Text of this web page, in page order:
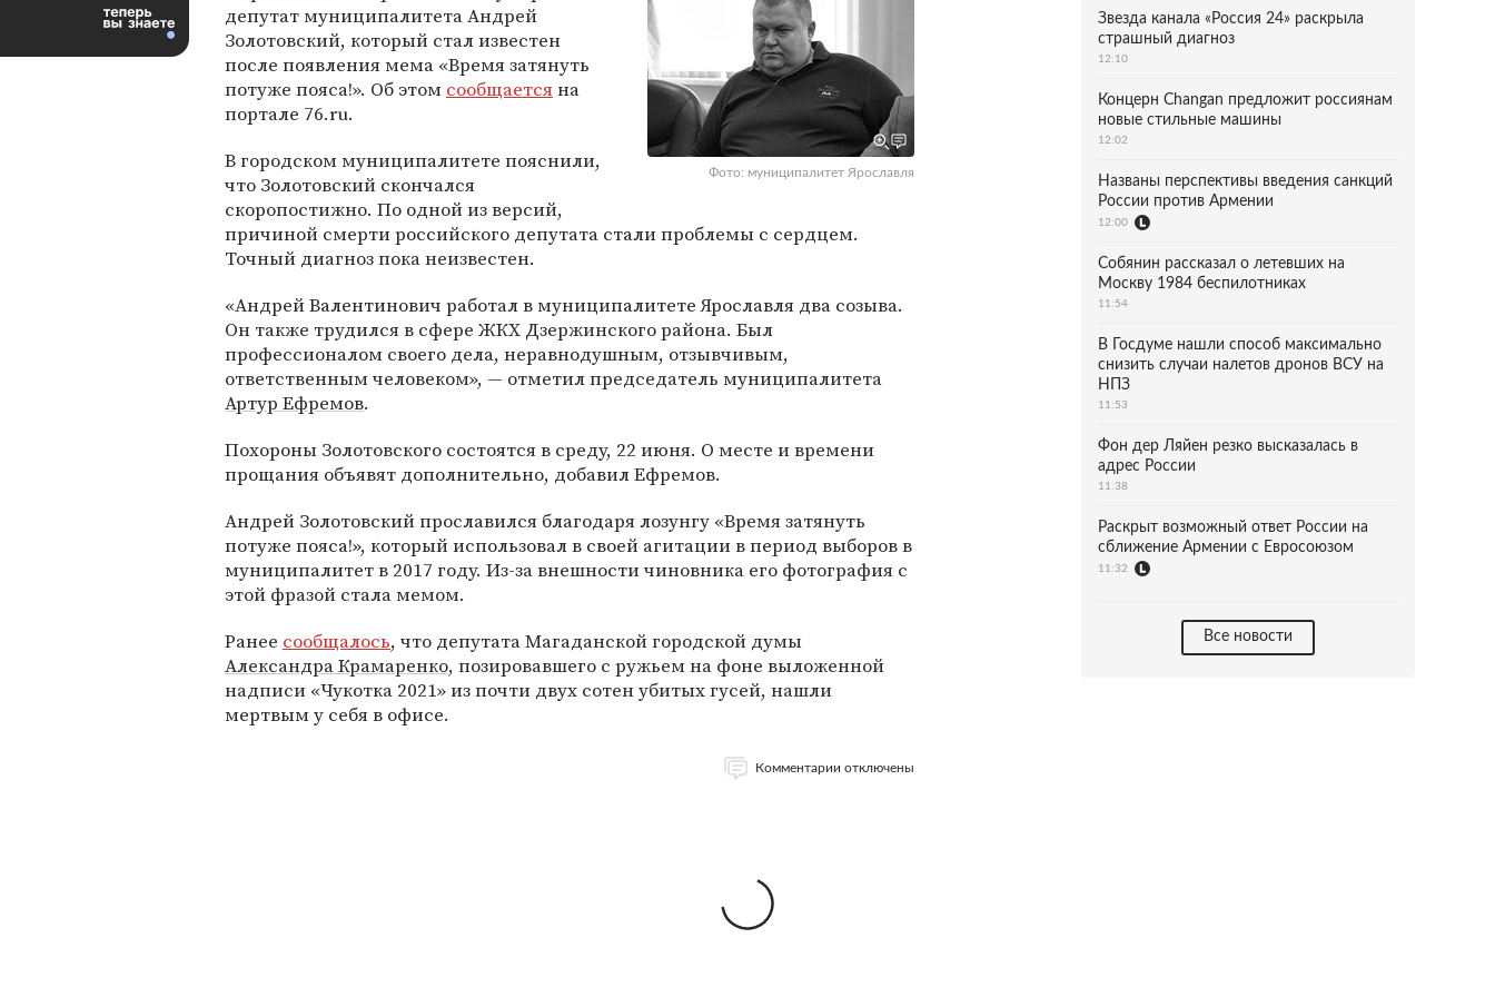
Фото: муниципалитет Ярославля
депутат муниципалитета Андрей
Золотовский, который стал известен
после появления мема «Время затянуть
потуже пояса!». Об этом сообщаетсяна
портале 76.ru.
В городском муниципалитете пояснили,
что Золотовский скончался
скоропостижно. По одной из версий,
причиной смерти российского депутата стали проблемы с сердцем.
Точный диагноз пока неизвестен.
«Андрей Валентинович работал в муниципалитете Ярославля два созыва.
Он также трудился в сфере ЖКХ Дзержинского района. Был
профессионалом своего дела, неравнодушным, отзывчивым,
ответственным человеком», — отметил председатель муниципалитета
Артур Ефремов.
Похороны Золотовского состоятся в среду, 22 июня. О месте и времени
прощания объявят дополнительно, добавил Ефремов.
Андрей Золотовский прославился благодаря лозунгу «Время затянуть
потуже пояса!», который использовал в своей агитации в период выборов в
муниципалитет в 2017 году. Из-за внешности чиновника его фотография с
этой фразой стала мемом.
Ранее сообщалось, что депутата Магаданской городской думы
Александра Крамаренко, позировавшего с ружьем на фоне выложенной
надписи «Чукотка 2021» из почти двух сотен убитых гусей, нашли
мертвым у себя в офисе.
Комментарии отключены
Звезда канала «Россия 24» раскрыла
страшный диагноз
12:10
Концерн Changan предложит россиянам
новые стильные машины
12:02
Названы перспективы введения санкций
России против Армении
12:00
Собянин рассказал о летевших на
Москву 1984 беспилотниках
11:54
В Госдуме нашли способ максимально
снизить случаи налетов дронов ВСУ на
НПЗ
11:53
Фон дер Ляйен резко высказалась в
адрес России
11:38
Раскрыт возможный ответ России на
сближение Армении с Евросоюзом
11:32
Все новости